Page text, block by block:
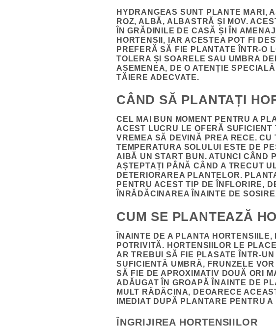
HYDRANGEAS SUNT PLANTE MARI,
ROZ, ALBĂ, ALBASTRĂ ȘI MOV.
ÎN GRĂDINILE DE CASĂ ȘI ÎN
HORTENSII, IAR ACESTEA POT FI
PREFERĂ SĂ FIE PLANTATE ÎNTR-O
TOLERA ȘI SOARELE SAU UMBRA
ASEMENEA, DE O ATENȚIE
TĂIERE ADECVATE.
CÂND SĂ PLANTAȚI
CEL MAI BUN MOMENT PENTRU A
ACEST LUCRU LE OFERĂ
VREMEA SĂ DEVINĂ PREA RECE.
TEMPERATURA SOLULUI ESTE DE
AIBĂ UN START BUN. ATUNCI CÂND
AȘTEPTAȚI PÂNĂ CÂND A TRECUT
DETERIORAREA PLANTELOR.
PENTRU ACEST TIP DE ÎNFLORIRE,
ÎNRĂDĂCINAREA ÎNAINTE DE
CUM SE PLANTEAZĂ
ÎNAINTE DE A PLANTA
POTRIVITĂ. HORTENSIILOR LE
AR TREBUI SĂ FIE PLASATE ÎNTR-
SUFICIENTĂ UMBRĂ, FRUNZELE
SĂ FIE DE APROXIMATIV DOUĂ ORI
ADĂUGAT ÎN GROAPĂ ÎNAINTE DE
MULT RĂDĂCINA, DEOARECE
IMEDIAT DUPĂ PLANTARE PENTRU
ÎNGRIJIREA HORTENSIILOR